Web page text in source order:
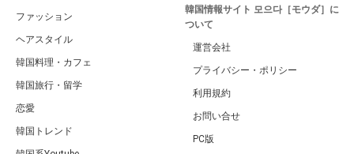
ファッション
ヘアスタイル
韓国料理・カフェ
韓国旅行・留学
恋愛
韓国トレンド
韓国情報サイト 모으다［モウダ］に
ついて
運営会社
プライバシー・ポリシー
利用規約
お問い合せ
PC版